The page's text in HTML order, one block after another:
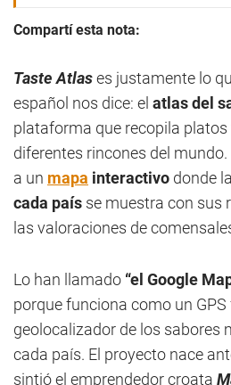
Compartí esta nota:
Taste Atlases justamente lo
español nos dice: el atlas del
plataforma que recopila
diferentes rincones del
a un mapa interactivo donde la
cada país se muestra con sus
las valoraciones de
Lo han llamado “el Google
porque funciona como un GPS
geolocalizador de los sabores
cada país. El proyecto nace
sintió el emprendedor croata